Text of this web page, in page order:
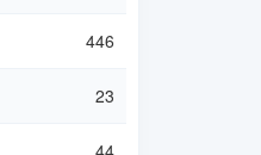
446
23
44